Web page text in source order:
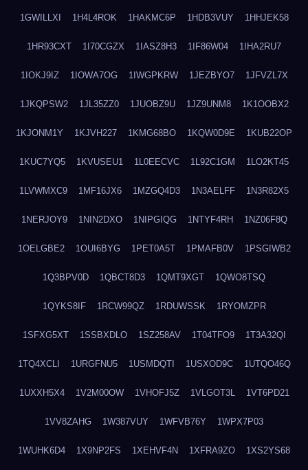
1GWILLXI 1H4L4ROK 1HAKMC6P 1HDB3VUY 1HHJEK58
1HR93CXT 1I70CGZX 1IASZ8H3 1IF86W04 1IHA2RU7
1IOKJ9IZ 1IOWA7OG 1IWGPKRW 1JEZBYO7 1JFVZL7X
1JKQPSW2 1JL35ZZ0 1JUOBZ9U 1JZ9UNM8 1K1OOBX2
1KJONM1Y 1KJVH227 1KMG68BO 1KQW0D9E 1KUB22OP
1KUC7YQ5 1KVUSEU1 1L0EECVC 1L92C1GM 1LO2KT45
1LVWMXC9 1MF16JX6 1MZGQ4D3 1N3AELFF 1N3R82X5
1NERJOY9 1NIN2DXO 1NIPGIQG 1NTYF4RH 1NZ06F8Q
1OELGBE2 1OUI6BYG 1PET0A5T 1PMAFB0V 1PSGIWB2
1Q3BPV0D 1QBCT8D3 1QMT9XGT 1QWO8TSQ
1QYKS8IF 1RCW99QZ 1RDUWSSK 1RYOMZPR
1SFXG5XT 1SSBXDLO 1SZ258AV 1T04TFO9 1T3A32QI
1TQ4XCLI 1URGFNU5 1USMDQTI 1USXOD9C 1UTQO46Q
1UXXH5X4 1V2M00OW 1VHOFJ5Z 1VLGOT3L 1VT6PD21
1VV8ZAHG 1W387VUY 1WFVB76Y 1WPX7P03
1WUHK6D4 1X9NP2FS 1XEHVF4N 1XFRA9ZO 1XS2YS68